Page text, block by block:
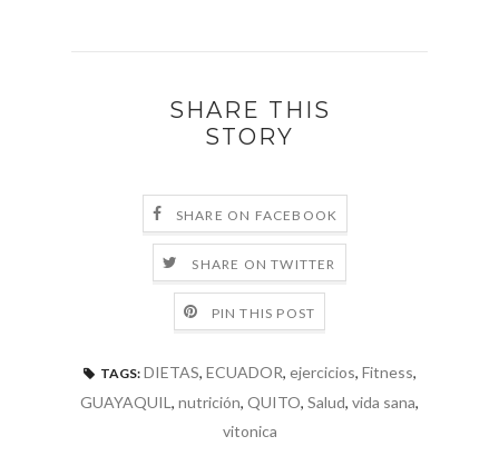
SHARE THIS
STORY
SHARE ON FACEBOOK
SHARE ON TWITTER
PIN THIS POST
TAGS: DIETAS, ECUADOR, ejercicios, Fitness,
GUAYAQUIL, nutrición, QUITO, Salud, vida sana,
vitonica